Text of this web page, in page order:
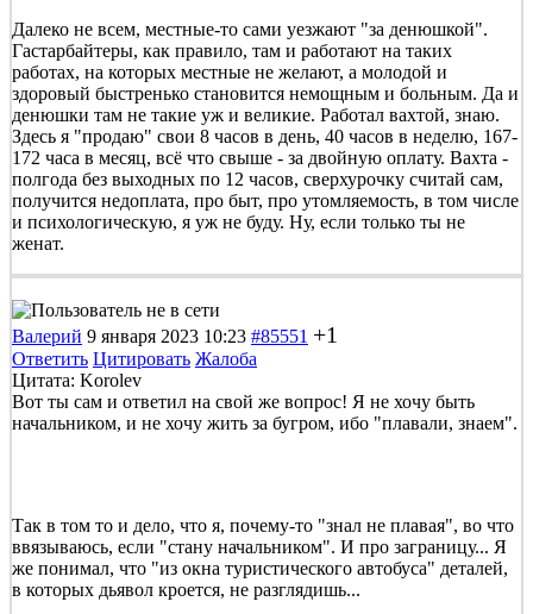
Далеко не всем, местные-то сами уезжают "за денюшкой".
Гастарбайтеры, как правило, там и работают на таких
работах, на которых местные не желают, а молодой и
здоровый быстренько становится немощным и больным. Да и
денюшки там не такие уж и великие. Работал вахтой, знаю.
Здесь я "продаю" свои 8 часов в день, 40 часов в неделю, 167-
172 часа в месяц, всё что свыше - за двойную оплату. Вахта -
полгода без выходных по 12 часов, сверхурочку считай сам,
получится недоплата, про быт, про утомляемость, в том числе
и психологическую, я уж не буду. Ну, если только ты не
женат.
Валерий 9 января 2023 10:23 #85551 +1
Ответить Цитировать Жалоба
Цитата: Korolev
Вот ты сам и ответил на свой же вопрос! Я не хочу быть
начальником, и не хочу жить за бугром, ибо "плавали, знаем".
Так в том то и дело, что я, почему-то "знал не плавая", во что
ввязываюсь, если "стану начальником". И про заграницу... Я
же понимал, что "из окна туристического автобуса" деталей,
в которых дьявол кроется, не разглядишь...